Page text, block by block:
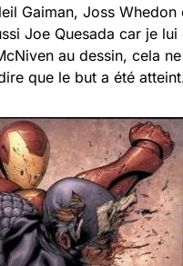
Gaiman, Joss
Joe Quesada car je
au dessin, cela
que le but a été